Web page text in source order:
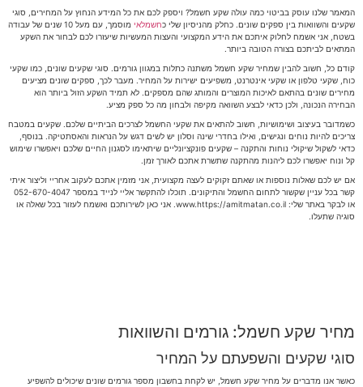
המאמר שלנו עוסק בביטוי כמה עולה שקע חשמל? ויספק לכם את כל המידע הנחוץ על המחירים, סוגי
שקעים והשוואות בין ספקים שונים. כחלק מהניסיון שלי כחשמלאי
מוסמך, עם מעל 10 שנים של עבודה
בשטח, אני אשמח לחלוק איתכם את הידע המקצועי והעצות המעשיות שיעזרו לכם לבחור את השקע
המתאים לביתכם בצורה הטובה ביותר.
קודם כל, חשוב להבין שמחיר שקע חשמל משתנה כתלות במגוון גורמים. סוגי שקעים שונים, כמו שקעי
כוח, שקעי טלפון או שקעי אינטרנט, משפיעים ישירות על המחיר. מעבר לכך, ספקים שונים מציעים
מחירים שונים בהתאם לאיכות המוצרים והמותג שהם מספקים. לא תמיד השקע הזול ביותר הוא
הבחירה הנכונה, ולכן כדאי לבצע השוואה מקיפה ולבחון מה כל ספק מציע.
כשמדובר בעיצוב ושימושיות, חשוב להתאים את שקעי החשמל לצרכים הביתיים שלכם. שקעים במטבח
צריכים להיות נוחים ונגישים, ואילו בחדרי שינה וסלון יש לשים דגש על הנראות והאסתטיקה. בנוסף,
כדאי לשקול שיקולי נוחות והתקנה – שקעים פונקציונליים שיתאימו לסגנון החיים שלכם ויאפשרו שימוש
קל ונוח יאפשרו לכם ליהנות מהתקנה שתשרת אתכם לאורך זמן.
אם יש לכם שאלות נוספות או שאתם זקוקים לעצה מקצועית, אני מזמין אתכם לעקוב אחריי וליצור איתי
קשר בכל עניין שקשור לתחום החשמל והתיקונים. תוכלו להתקשר אליי לנייד במספר 052-670-4047
או לבקר באתר שלי: www.https://amitmatan.co.il. אני כאן לשירותכם ואשמח לעזור בכל שאלה או
סוגיה שתעלו.
מחיר שקע חשמל: גורמים והשוואות
סוגי שקעים והשפעתם על המחיר
כאשר אנו מדברים על מחיר שקע חשמל, יש לקחת בחשבון מספר גורמים שונים שיכולים להשפיע